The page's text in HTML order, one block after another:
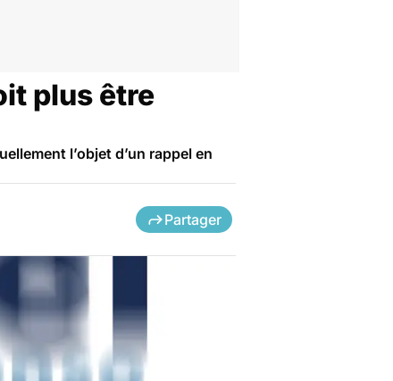
plus être
l’objet d’un rappel en
Partager